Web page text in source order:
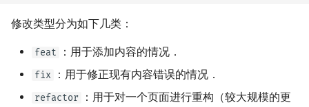
修改类型分为如下几类：
feat ：用于添加内容的情况．
fix ：用于修正现有内容错误的情况．
refactor
：用于对一个页面进行重构（较大规模的更